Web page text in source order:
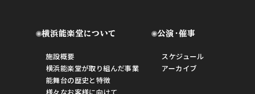
横浜能楽堂について
施設概要
横浜能楽堂が取り組んだ事業
能舞台の歴史と特徴
公演・催事
スケジュール
アーカイブ